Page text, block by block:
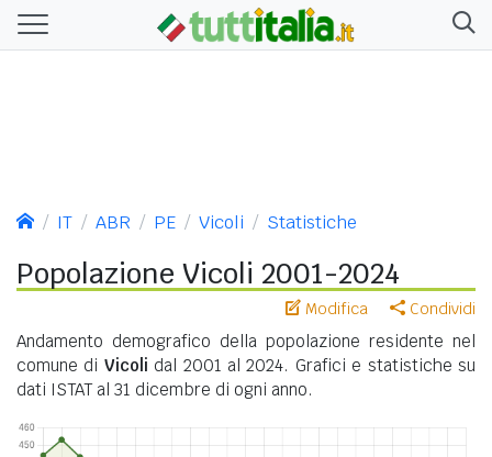
IT ABR PE Vicoli Statistiche
Popolazione Vicoli 2001-2024
Modifica Condividi
Andamento demografico della popolazione residente nel
comune di Vicoli dal 2001 al 2024. Grafici e statistiche su
dati ISTAT al 31 dicembre di ogni anno.